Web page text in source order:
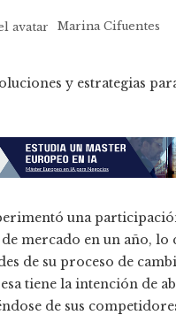
Marina Cifuentes
una
mercado en un año, lo
de su proceso de
tiene la intención de
de sus